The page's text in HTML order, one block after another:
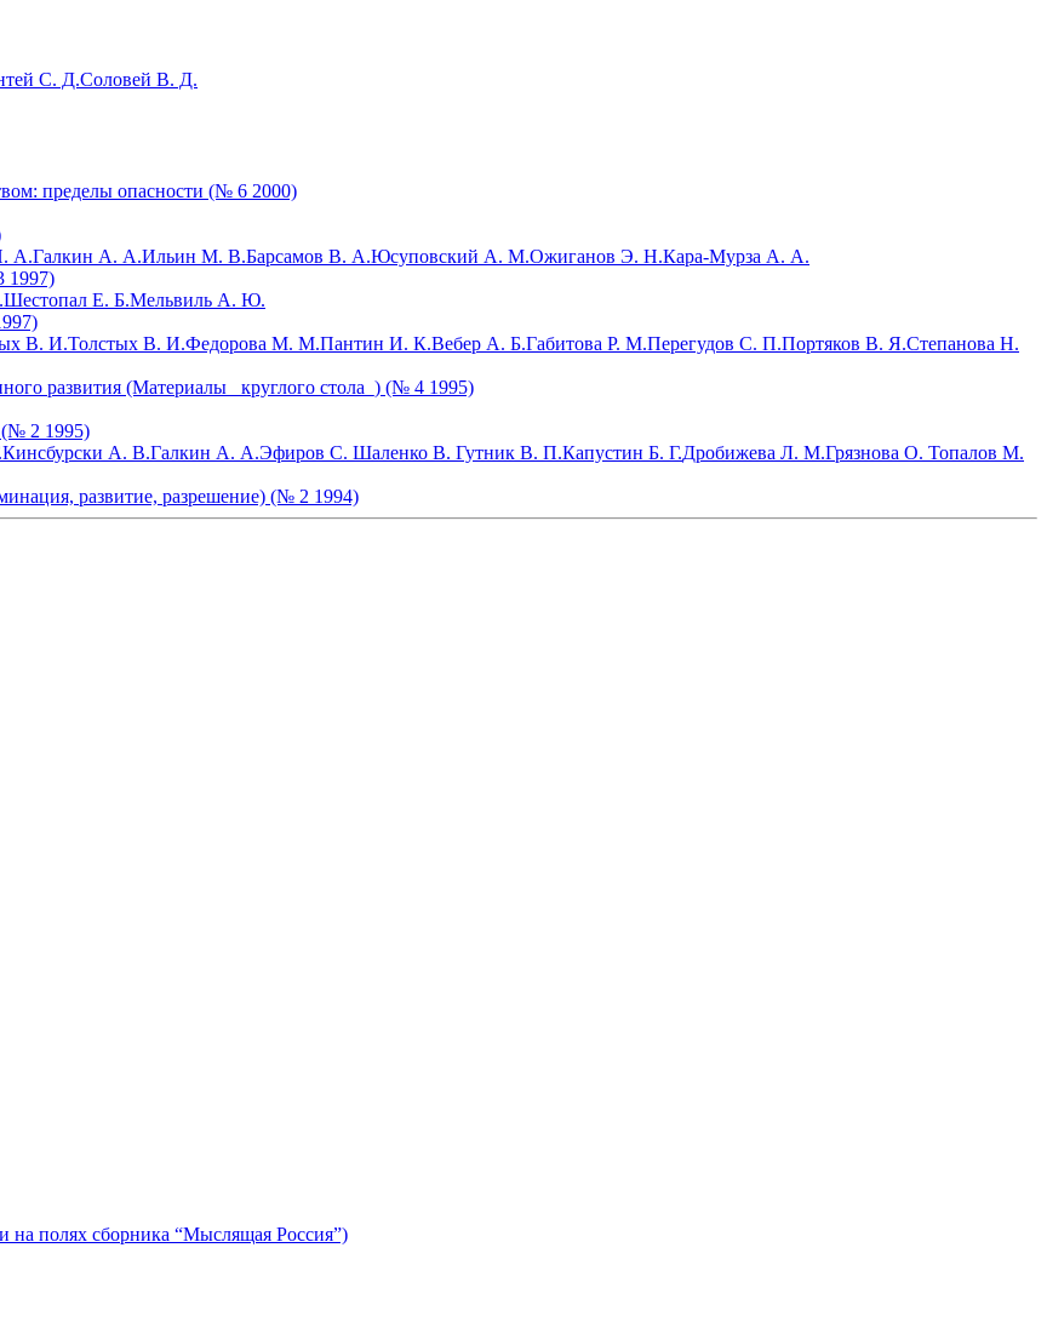
С. Д.Соловей В. Д.
пределы опасности (№ 6 2000)
А.Галкин А. А.Ильин М. В.Барсамов В. А.Юсуповский А. М.Ожиганов Э. Н.Кара-Мурза А. А.
1997)
Шестопал Е. Б.Мельвиль А. Ю.
В. И.Толстых В. И.Федорова М. М.Пантин И. К.Вебер А. Б.Габитова Р. М.Перегудов С. П.Портяков В. Я.Степанова Н.
развития (Материалы _круглого стола_) (№ 4 1995)
(№ 2 1995)
Кинсбурски А. В.Галкин А. А.Эфиров С. Шаленко В. Гутник В. П.Капустин Б. Г.Дробижева Л. М.Грязнова О. Топалов М.
развитие, разрешение) (№ 2 1994)
полях сборника “Мыслящая Россия”)